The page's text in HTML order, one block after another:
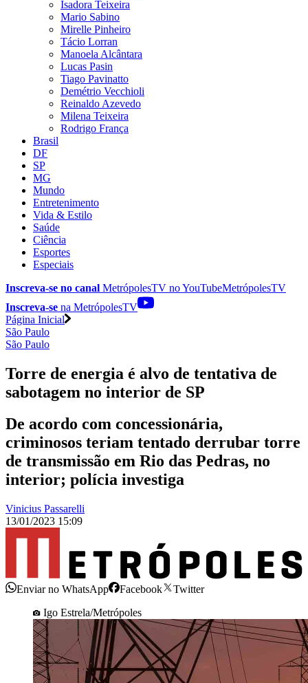
Isadora Teixeira
Mario Sabino
Mirelle Pinheiro
Tácio Lorran
Manoela Alcântara
Lucas Pasin
Tiago Pavinatto
Demétrio Vecchioli
Reinaldo Azevedo
Milena Teixeira
Rodrigo França
Brasil
DF
SP
MG
Mundo
Entretenimento
Vida & Estilo
Saúde
Ciência
Esportes
Especiais
Inscreva-se no canal MetrópolesTV noYouTubeMetrópolesTV
Inscreva-se na MetrópolesTV
Página Inicial
São Paulo
São Paulo
Torre de energia é alvo de tentativa de
sabotagem no interior de SP
De acordo com concessionária,
criminosos teriam tentado derrubar torre
de transmissão em Rio das Pedras, no
interior; polícia investiga
Vinicius Passarelli
13/01/2023 15:09
Enviar no WhatsApp Facebook
Twitter
Igo Estrela/Metrópoles